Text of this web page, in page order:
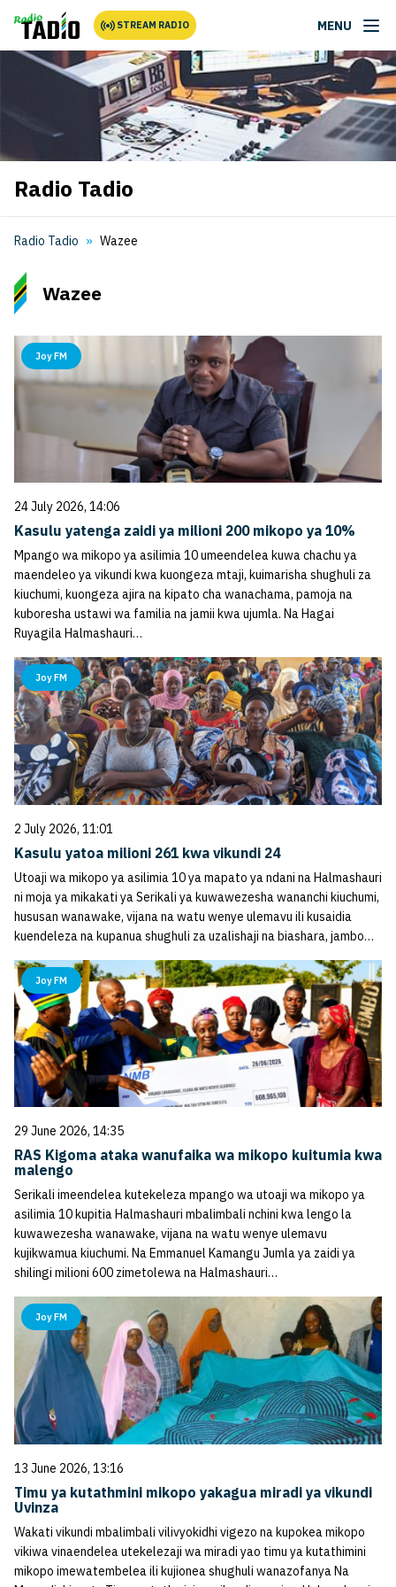
STREAM RADIO MENU
Radio Tadio
Radio Tadio Wazee
Wazee
Joy FM
24 July 2026, 14:06
Kasulu yatenga zaidi ya milioni 200 mikopo ya 10%
Mpango wa mikopo ya asilimia 10 umeendelea kuwa chachu ya
maendeleo ya vikundi kwa kuongeza mtaji, kuimarisha shughuli za
kiuchumi, kuongeza ajira na kipato cha wanachama, pamoja na
kuboresha ustawi wa familia na jamii kwa ujumla. Na Hagai
Ruyagila Halmashauri…
Joy FM
2 July 2026, 11:01
Kasulu yatoa milioni 261 kwa vikundi 24
Utoaji wa mikopo ya asilimia 10 ya mapato ya ndani na Halmashauri
ni moja ya mikakati ya Serikali ya kuwawezesha wananchi kiuchumi,
hususan wanawake, vijana na watu wenye ulemavu ili kusaidia
kuendeleza na kupanua shughuli za uzalishaji na biashara, jambo…
Joy FM
29 June 2026, 14:35
RAS Kigoma ataka wanufaika wa mikopo kuitumia kwa
malengo
Serikali imeendelea kutekeleza mpango wa utoaji wa mikopo ya
asilimia 10 kupitia Halmashauri mbalimbali nchini kwa lengo la
kuwawezesha wanawake, vijana na watu wenye ulemavu
kujikwamua kiuchumi. Na Emmanuel Kamangu Jumla ya zaidi ya
shilingi milioni 600 zimetolewa na Halmashauri…
Joy FM
13 June 2026, 13:16
Timu ya kutathmini mikopo yakagua miradi ya vikundi
Uvinza
Wakati vikundi mbalimbali vilivyokidhi vigezo na kupokea mikopo
vikiwa vinaendelea utekelezaji wa miradi yao timu ya kutathimini
mikopo imewatembelea ili kujionea shughuli wanazofanya Na